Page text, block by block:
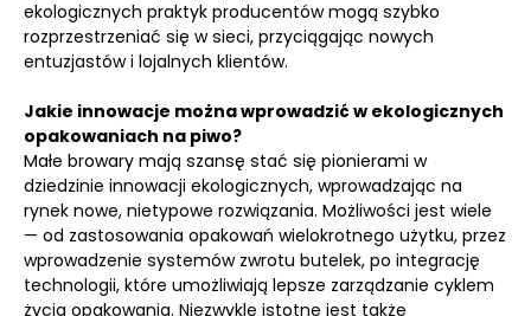
ekologicznych praktyk producentów mogą szybko
rozprzestrzeniać się w sieci, przyciągając nowych
entuzjastów i lojalnych klientów.
Jakie innowacje można wprowadzić w ekologicznych
opakowaniach na piwo?
Małe browary mają szansę stać się pionierami w
dziedzinie innowacji ekologicznych, wprowadzając na
rynek nowe, nietypowe rozwiązania. Możliwości jest wiele
— od zastosowania opakowań wielokrotnego użytku, przez
wprowadzenie systemów zwrotu butelek, po integrację
technologii, które umożliwiają lepsze zarządzanie cyklem
życia opakowania. Niezwykle istotne jest także